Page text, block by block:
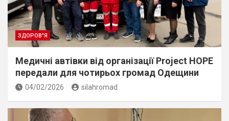
ЗДОРОВ"Я
Медичні автівки від організації Project HOPE
передали для чотирьох громад Одещини
04/02/2026 silahromad